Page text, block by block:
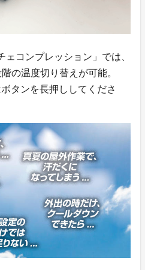
ェコンプレッション」では、
の温度切り替えが可能。
タンを長押ししてくださ